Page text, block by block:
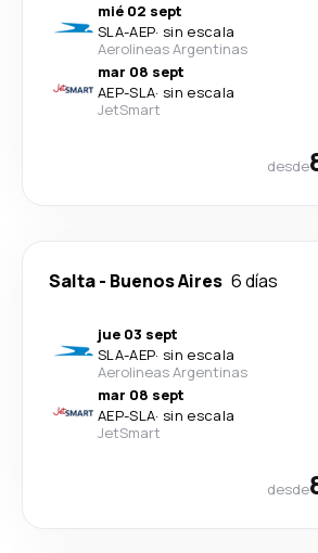
mié 02 sept
SLA-AEP· sin escala
Aerolineas Argentinas
mar 08 sept
AEP-SLA· sin escala
JetSmart
desde
Salta- Buenos Aires 6 días
jue 03 sept
SLA-AEP· sin escala
Aerolineas Argentinas
mar 08 sept
AEP-SLA· sin escala
JetSmart
desde